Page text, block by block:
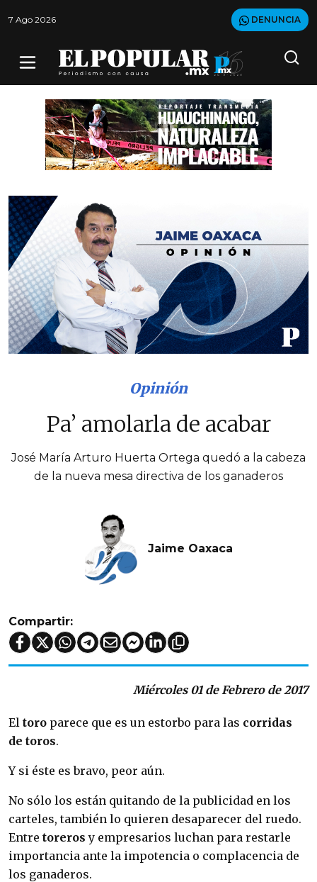
7 Ago 2026 DENUNCIA
Opinión
Pa’ amolarla de acabar
José María Arturo Huerta Ortega quedó a la cabeza
de la nueva mesa directiva de los ganaderos
Jaime Oaxaca
Compartir:
Miércoles 01 de Febrero de 2017
El toro parece que es un estorbo para las corridas
de toros.
Y si éste es bravo, peor aún.
No sólo los están quitando de la publicidad en los
carteles, también lo quieren desaparecer del ruedo.
Entre toreros y empresarios luchan para restarle
importancia ante la impotencia o complacencia de
los ganaderos.